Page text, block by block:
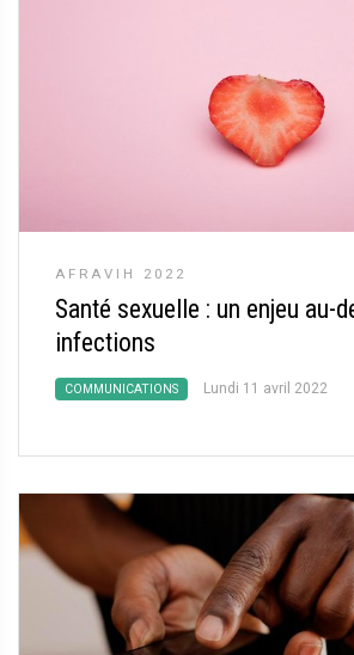
AFRAVIH 2022
Santé sexuelle : un enjeu au-
infections
COMMUNICATIONS Lundi 11 avril 2022